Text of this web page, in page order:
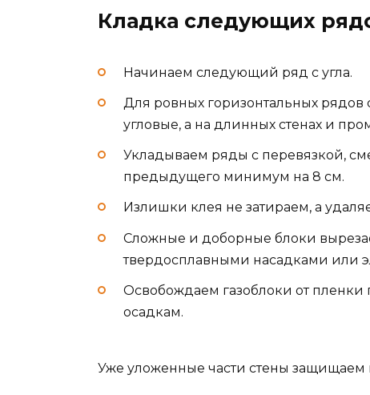
Кладка следующих
Начинаем следующий ряд с угла.
Для ровных горизонтальных
угловые, а на длинных стенах и
Укладываем ряды с перевязкой,
предыдущего минимум на 8 см.
Излишки клея не затираем, а
Сложные и доборные блоки
твердосплавными насадками или
Освобождаем газоблоки от пленки
осадкам.
Уже уложенные части стены защищаем